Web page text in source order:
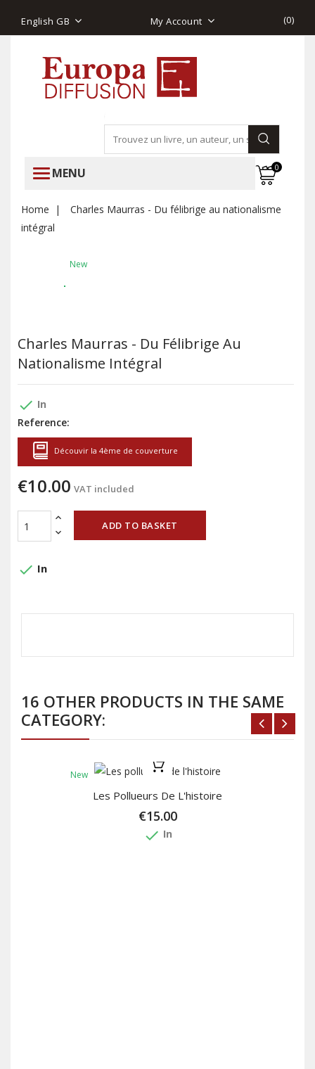
English GB My Account (0)
MENU 0
Home
Charles Maurras - Du félibrige au nationalisme
intégral
New
Charles Maurras - Du Félibrige Au
Nationalisme Intégral
done In
Reference:
Découvir la 4ème de couverture
€10.00 VAT included
ADD TO BASKET
done In
16 OTHER PRODUCTS IN THE SAME
CATEGORY:
New
Les Pollueurs De L'histoire
€15.00
done In